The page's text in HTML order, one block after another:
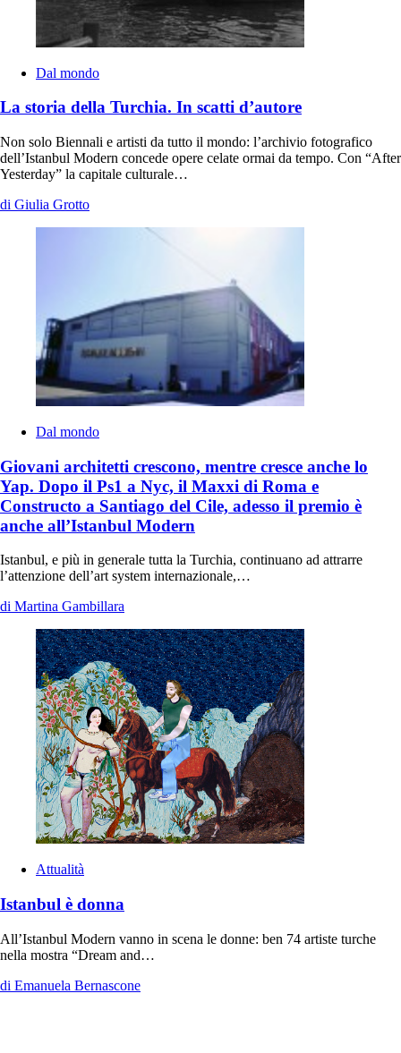
Dal mondo
La storia della Turchia. In scatti d’autore
Non solo Biennali e artisti da tutto il mondo: l’archivio fotografico
dell’Istanbul Modern concede opere celate ormai da tempo. Con “After
Yesterday” la capitale culturale…
di Giulia Grotto
Dal mondo
Giovani architetti crescono, mentre cresce anche lo
Yap. Dopo il Ps1 a Nyc, il Maxxi di Roma e
Constructo a Santiago del Cile, adesso il premio è
anche all’Istanbul Modern
Istanbul, e più in generale tutta la Turchia, continuano ad attrarre
l’attenzione dell’art system internazionale,…
di Martina Gambillara
Attualità
Istanbul è donna
All’Istanbul Modern vanno in scena le donne: ben 74 artiste turche
nella mostra “Dream and…
di Emanuela Bernascone